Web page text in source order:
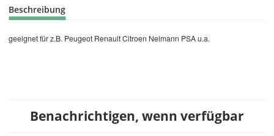
Beschreibung
geeignet für z.B. Peugeot Renault Citroen Neimann PSA u.a.
Benachrichtigen, wenn verfügbar